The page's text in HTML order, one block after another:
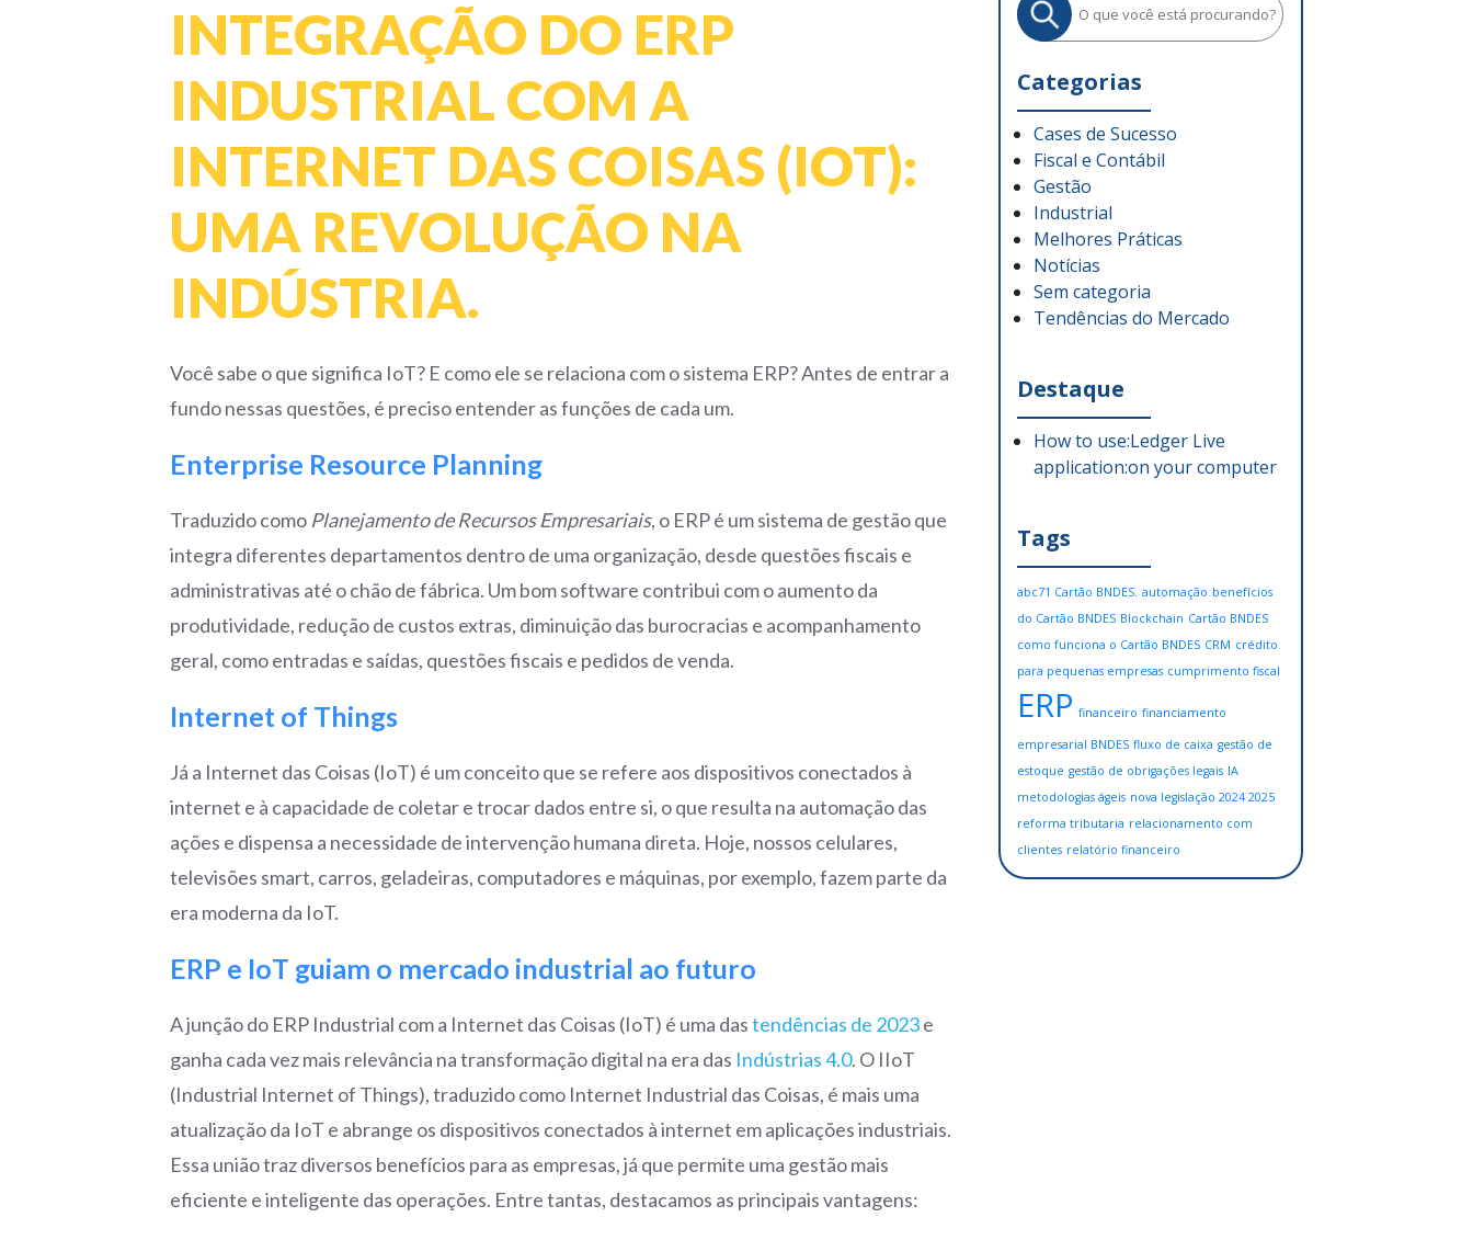
INTEGRAÇÃO DO ERP
INDUSTRIAL COM A
INTERNET DAS COISAS (IOT):
UMA REVOLUÇÃO NA
INDÚSTRIA.
Você sabe o que significa IoT? E como ele se relaciona com o sistema ERP? Antes de entrar a
fundo nessas questões, é preciso entender as funções de cada um.
Enterprise Resource Planning
Traduzido como Planejamento de Recursos Empresariais, o ERP é um sistema de gestão que
integra diferentes departamentos dentro de uma organização, desde questões fiscais e
administrativas até o chão de fábrica. Um bom software contribui com o aumento da
produtividade, redução de custos extras, diminuição das burocracias e acompanhamento
geral, como entradas e saídas, questões fiscais e pedidos de venda.
Internet of Things
Já a Internet das Coisas (IoT) é um conceito que se refere aos dispositivos conectados à
internet e à capacidade de coletar e trocar dados entre si, o que resulta na automação das
ações e dispensa a necessidade de intervenção humana direta. Hoje, nossos celulares,
televisões smart, carros, geladeiras, computadores e máquinas, por exemplo, fazem parte da
era moderna da IoT.
ERP e IoT guiam o mercado industrial ao futuro
A junção do ERP Industrial com a Internet das Coisas (IoT) é uma dastendências de 2023e
ganha cada vez mais relevância na transformação digital na era das Indústrias 4.0. O IIoT
(Industrial Internet of Things), traduzido como Internet Industrial das Coisas, é mais uma
atualização da IoT e abrange os dispositivos conectados à internet em aplicações industriais.
Essa união traz diversos benefícios para as empresas, já que permite uma gestão mais
eficiente e inteligente das operações. Entre tantas, destacamos as principais vantagens:
Categorias
Cases de Sucesso
Fiscal e Contábil
Gestão
Industrial
Melhores Práticas
Notícias
Sem categoria
Tendências do Mercado
Destaque
How to use:Ledger Live
application:on your computer
Tags
abc71 Cartão BNDES. automação benefícios
do Cartão BNDES Blockchain Cartão BNDES
como funciona o Cartão BNDES CRM crédito
para pequenas empresas cumprimento fiscal
ERP financeiro financiamento
empresarial BNDES fluxo de caixa gestão de
estoque gestão de obrigações legais IA
metodologias ágeis nova legislação 2024 2025
reforma tributaria relacionamento com
clientes relatório financeiro